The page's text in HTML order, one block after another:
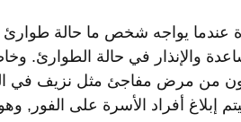
يواجه شخص ما حالة طوارئ
والإنذار في حالة الطوارئ.
من مرض مفاجئ مثل نزيف في
إبلاغ أفراد الأسرة على الفور,